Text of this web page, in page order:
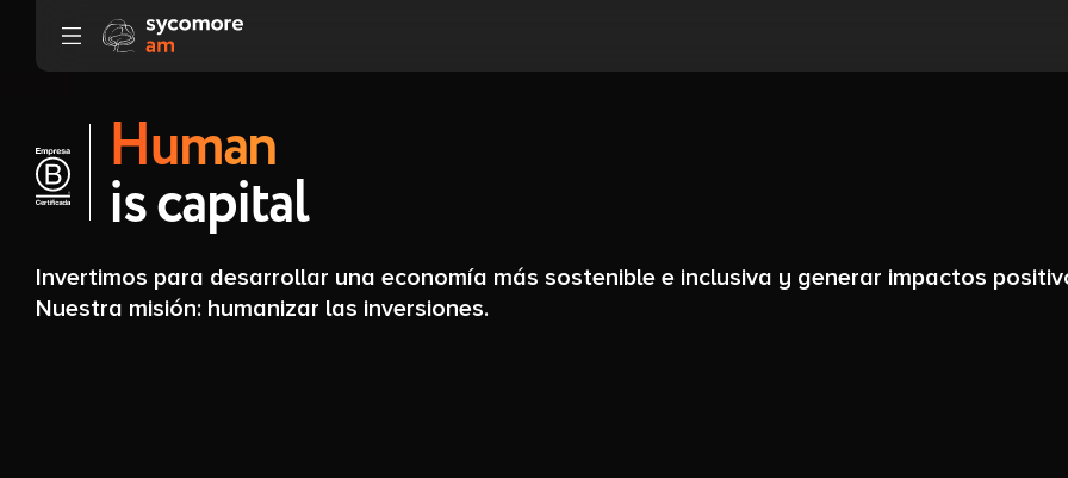
Ir al contenido
Human
is capital
Invertimos para desarrollar una economía más sostenible e inclusiva y generar impactos
Nuestra misión: humanizar las inversiones.